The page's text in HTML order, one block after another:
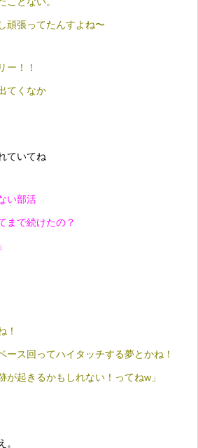
頑張ってたんすよね〜
ー！！
てくなか
ていてね
い部活
まで続けたの？
！
ース回ってハイタッチする夢とかね！
が起きるかもしれない！ってねw」
。